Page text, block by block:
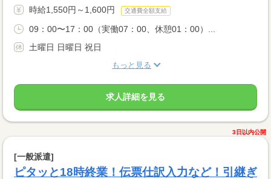
時給1,550円～1,600円 交通費全額支給
09：00〜17：00（実働07：00、休憩01：00）...
土曜日 日曜日 祝日
もっと見る
求人詳細を見る
3日以内公開
[一般派遣]
ピタッと18時終業！伝票仕訳入力など！引継ぎ